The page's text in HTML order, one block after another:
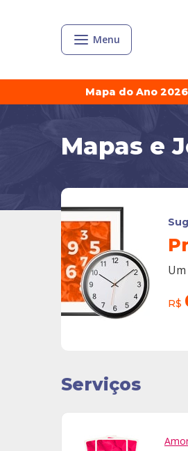
Menu
Mapa do Ano
Mapas e
R$
Serviços